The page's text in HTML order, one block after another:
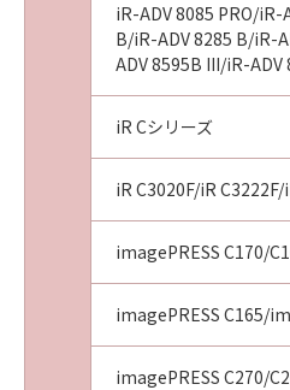
iR-ADV 8085 PRO/iR-
B/iR-ADV 8285 B/iR-
ADV 8595B III/iR-
iR Cシリーズ
iR C3020F/iR C3222F/
imagePRESS C170/
imagePRESS C165/
imagePRESS C270/